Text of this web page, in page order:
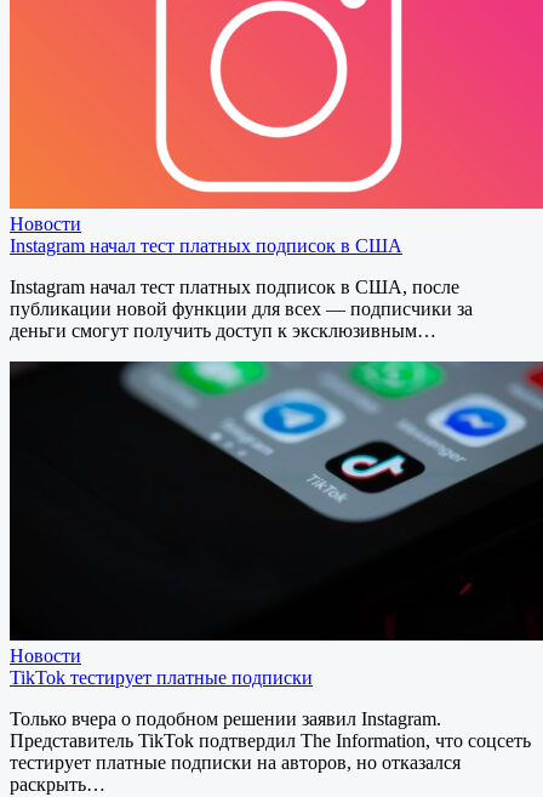
Новости
Instagram начал тест платных подписок в США
Instagram начал тест платных подписок в США, после
публикации новой функции для всех — подписчики за
деньги смогут получить доступ к эксклюзивным…
Новости
TikTok тестирует платные подписки
Только вчера о подобном решении заявил Instagram.
Представитель TikTok подтвердил The Information, что соцсеть
тестирует платные подписки на авторов, но отказался
раскрыть…